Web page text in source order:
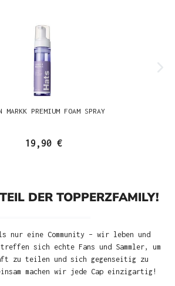
MARKK PREMIUM FOAM SPRAY
19,90 €
DER TOPPERZFAMILY!
nur eine Community – wir leben und
sich echte Fans und Sammler, um
zu teilen und sich gegenseitig zu
machen wir jede Cap einzigartig!